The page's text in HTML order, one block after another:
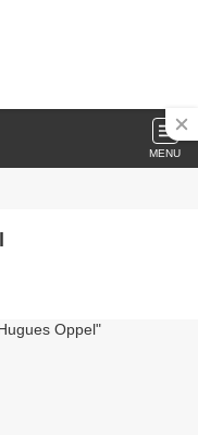
MENU